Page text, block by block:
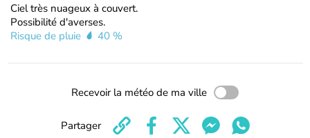
Ciel très nuageux à couvert.
Possibilité d'averses.
Risque de pluie
40 %
Recevoir la météo de ma ville
Partager